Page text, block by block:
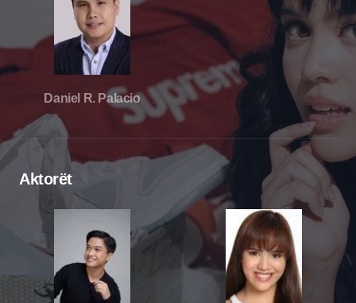
Daniel R. Palacio
Aktorët